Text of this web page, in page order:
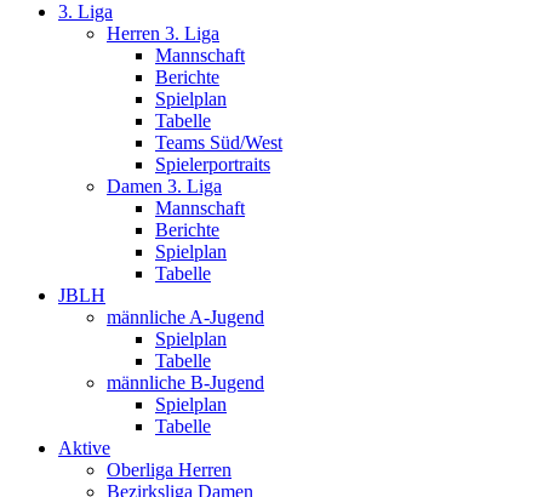
3. Liga
Herren 3. Liga
Mannschaft
Berichte
Spielplan
Tabelle
Teams Süd/West
Spielerportraits
Damen 3. Liga
Mannschaft
Berichte
Spielplan
Tabelle
JBLH
männliche A-Jugend
Spielplan
Tabelle
männliche B-Jugend
Spielplan
Tabelle
Aktive
Oberliga Herren
Bezirksliga Damen